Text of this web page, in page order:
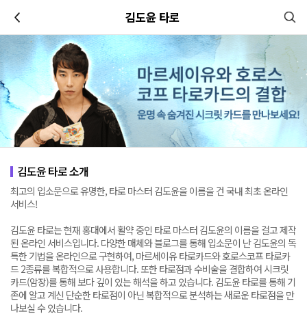
김도윤 타로
김도윤 타로 소개
최고의 입소문으로 유명한, 타로 마스터 김도윤을 이름을 건 국내 최초 온라인
서비스!
김도윤 타로는 현재 홍대에서 활약 중인 타로 마스터 김도윤의 이름을 걸고 제작
된 온라인 서비스입니다. 다양한 매체와 블로그를 통해 입소문이 난 김도윤의 독
특한 기법을 온라인으로 구현하여, 마르세이유 타로카드와 호로스코프 타로카
드 2종류를 복합적으로 사용합니다. 또한 타로점과 수비술을 결합하여 시크릿
카드(암장)를 통해 보다 깊이 있는 해석을 하고 있습니다. 김도윤 타로를 통해 기
존에 알고 계신 단순한 타로점이 아닌 복합적으로 분석하는 새로운 타로점을 만
나보실 수 있습니다.